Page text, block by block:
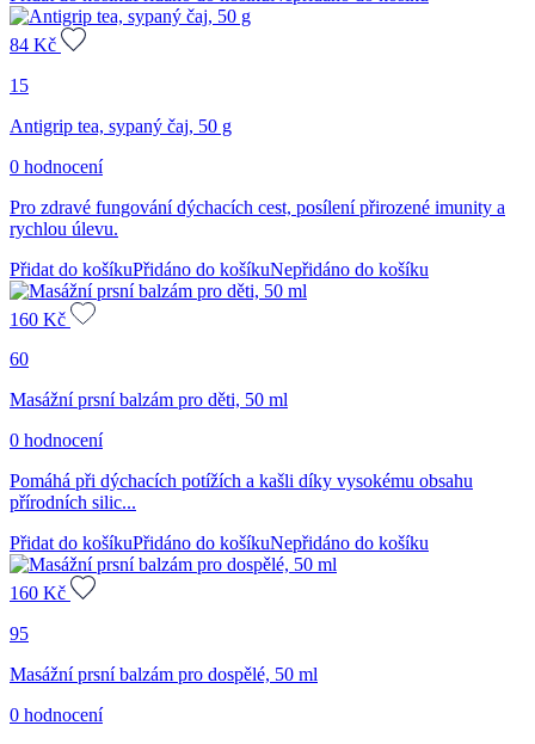
84 Kč
15
Antigrip tea, sypaný čaj, 50 g
0 hodnocení
Pro zdravé fungování dýchacích cest, posílení přirozené imunity a
rychlou úlevu.
Přidat do košíkuPřidáno do košíkuNepřidáno do košíku
160 Kč
60
Masážní prsní balzám pro děti, 50 ml
0 hodnocení
Pomáhá při dýchacích potížích a kašli díky vysokému obsahu
přírodních silic...
Přidat do košíkuPřidáno do košíkuNepřidáno do košíku
160 Kč
95
Masážní prsní balzám pro dospělé, 50 ml
0 hodnocení